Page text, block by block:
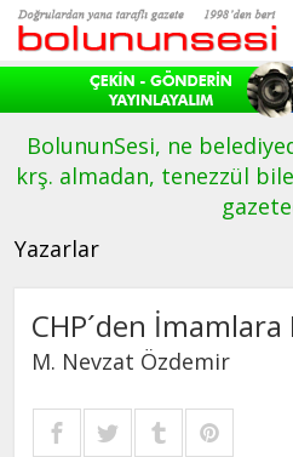
BolununSesi, ne
krş. almadan, tenezzül
Yazarlar
CHP´den
M. Nevzat Özdemir